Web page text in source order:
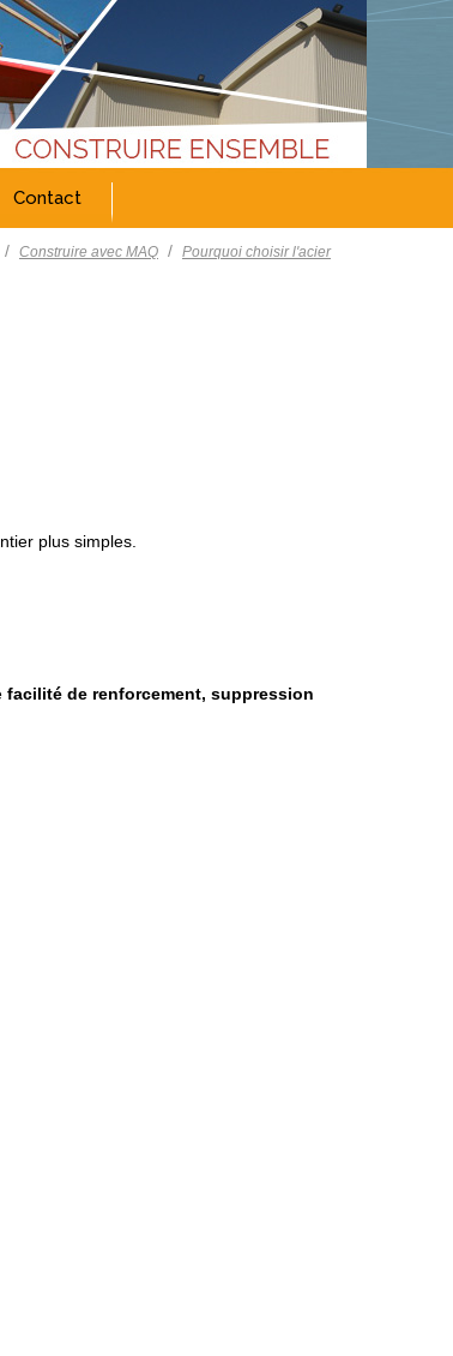
Contact
/ Construire avec MAQ / Pourquoi choisir l'acier
plus simples.
facilité de renforcement, suppression